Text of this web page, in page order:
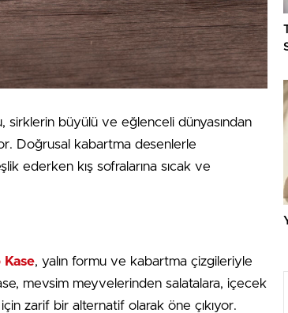
sirklerin büyülü ve eğlenceli dünyasından
Doğrusal kabartma desenlerle
ederken kış sofralarına sıcak ve
Kase, yalın formu ve kabartma çizgileriyle
mevsim meyvelerinden salatalara, içecek
zarif bir alternatif olarak öne çıkıyor.